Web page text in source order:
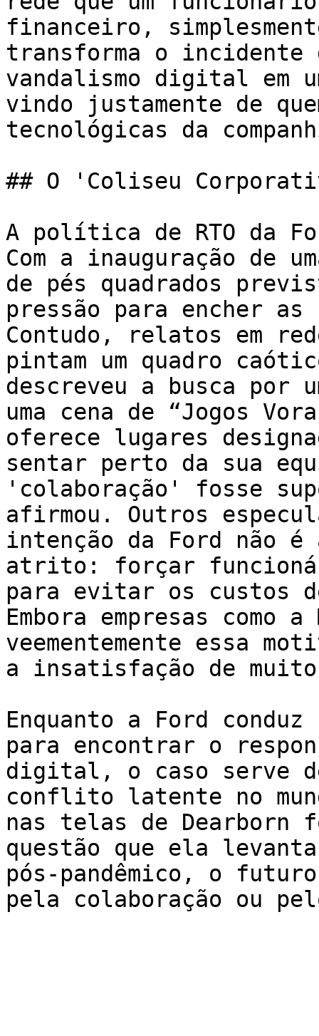
financeiro,
transforma o incidente
vandalismo digital em
vindo justamente de
tecnológicas da
## O 'Coliseu
A política de RTO da
Com a inauguração de
de pés quadrados
pressão para encher
Contudo, relatos em
pintam um quadro
descreveu a busca por
uma cena de “Jogos
oferece lugares
sentar perto da sua
'colaboração' fosse
afirmou. Outros
intenção da Ford não é
atrito: forçar
para evitar os custos
Embora empresas como
veementemente essa
a insatisfação de
Enquanto a Ford
para encontrar o
digital, o caso serve
conflito latente no
nas telas de Dearborn
questão que ela levanta
pós-pandêmico, o
pela colaboração ou